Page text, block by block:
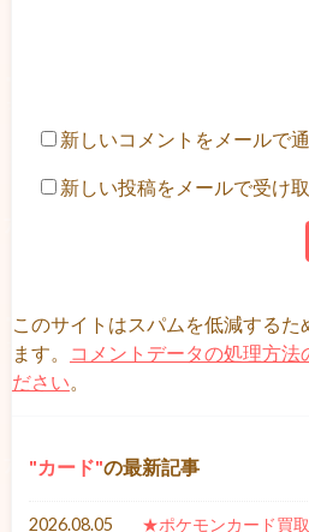
新しいコメントをメールで
新しい投稿をメールで受け
このサイトはスパムを低減するた
ます。
コメントデータの処理方法
ださい。
カード の最新記事
2026.08.05 ★ポケモンカード買